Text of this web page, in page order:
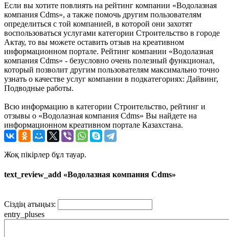
Если вы хотите повлиять на рейтинг компании «Водолазная
компания Cdms», а также помочь другим пользователям
определиться с той компанией, в которой они захотят
воспользоваться услугами категории Строительство в городе
Актау, то вы можете оставить отзыв на креативном
информационном портале. Рейтинг компании «Водолазная
компания Cdms» - безусловно очень полезный функционал,
который позволит другим пользователям максимально точно
узнать о качестве услуг компании в подкатегориях: Дайвинг,
Подводные работы.
Всю информацию в категории Строительство, рейтинг и
отзывы о «Водолазная компания Cdms» Вы найдете на
информационном креативном портале Казахстана.
Жоқ пікірлер бұл тауар.
text_review_add «Водолазная компания Cdms»
Сіздің атыңыз:
entry_pluses